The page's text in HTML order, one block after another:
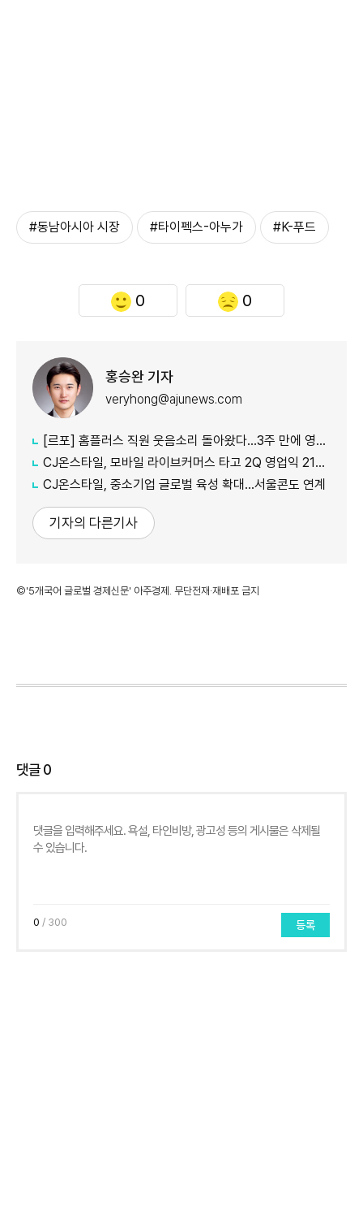
#동남아시아 시장 #타이펙스-아누가 #K-푸드
0 0
홍승완 기자
veryhong@ajunews.com
[르포] 홈플러스 직원 웃음소리 돌아왔다…3주 만에 영업 재개 채비
CJ온스타일, 모바일 라이브커머스 타고 2Q 영업익 21%↑
CJ온스타일, 중소기업 글로벌 육성 확대…서울콘도 연계
기자의 다른기사
©'5개국어 글로벌 경제신문' 아주경제. 무단전재·재배포 금지
댓글0
0 / 300 등록